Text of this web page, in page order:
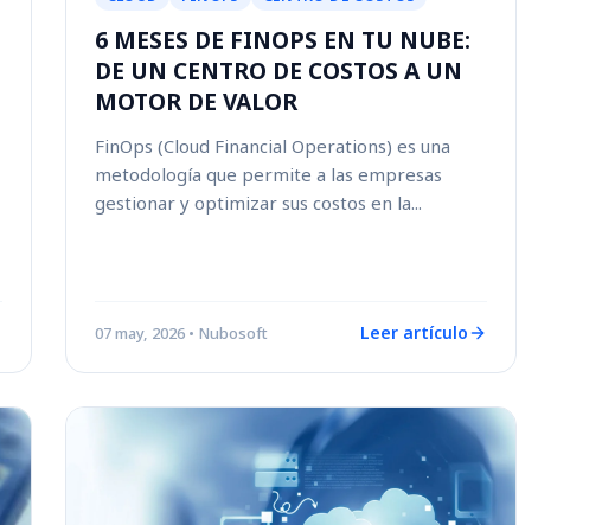
6 MESES DE FINOPS EN TU NUBE:
DE UN CENTRO DE COSTOS A UN
MOTOR DE VALOR
FinOps (Cloud Financial Operations) es una
metodología que permite a las empresas
gestionar y optimizar sus costos en la...
07 may, 2026 • Nubosoft Leer artículo